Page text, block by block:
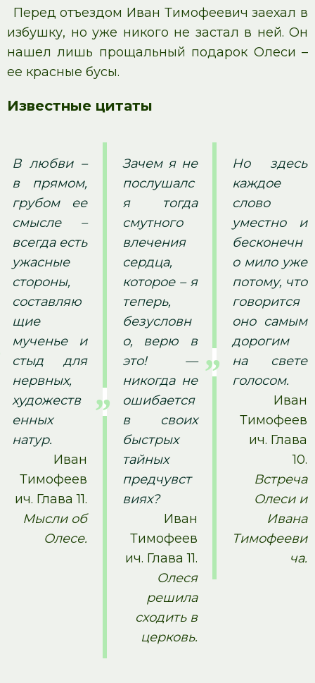
Перед отъездом Иван Тимофеевич заехал в
избушку, но уже никого не застал в ней. Он
нашел лишь прощальный подарок Олеси –
ее красные бусы.
Известные цитаты
В любви –
в прямом,
грубом ее
смысле –
всегда есть
ужасные
стороны,
составляю
щие
мученье и
стыд для
нервных,
художеств
енных
натур.
Иван
Тимофеев
ич. Глава 11.
Мысли об
Олесе.
Зачем я не
послушалс
я тогда
смутного
влечения
сердца,
которое – я
теперь,
безусловн
о, верю в
это! —
никогда не
ошибается
в своих
быстрых
тайных
предчувст
виях?
Иван
Тимофеев
ич. Глава 11.
Олеся
решила
сходить в
церковь.
Но здесь
каждое
слово
уместно и
бесконечн
о мило уже
потому, что
говорится
оно самым
дорогим
на свете
голосом.
Иван
Тимофеев
ич. Глава
10.
Встреча
Олеси и
Ивана
Тимофееви
ча.